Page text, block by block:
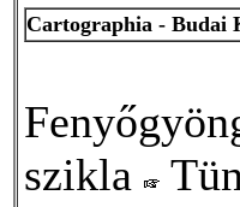
Cartographia - Budai
szikla